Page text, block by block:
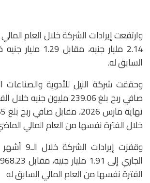
وارتفعت إيرادات الشركة خلال العام
2.14 مليار جنيه،
السابق له.
وحققت شركة النيل للأدوية والصناعات
صافي ربح بلغ 239.06 مليون
خلال الفترة نفسها من العام المالي
وقفزت
الفترة نفسها من العام المالي السابق له